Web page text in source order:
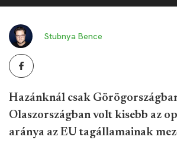
Stubnya Bence
Hazánknál csak
Olaszországban volt kisebb az
aránya az EU tagállamainak